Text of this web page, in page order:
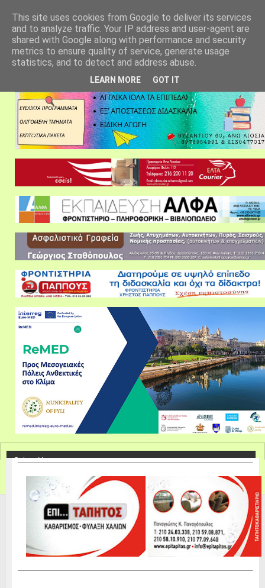
This site uses cookies from Google to deliver its services
and to analyze traffic. Your IP address and user-agent are
shared with Google along with performance and security
metrics to ensure quality of service, generate usage
statistics, and to detect and address abuse.
LEARN MORE GOT IT